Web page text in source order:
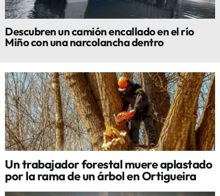
Descubren un camión encallado en el río
Miño con una narcolancha dentro
Un trabajador forestal muere aplastado
por la rama de un árbol en Ortigueira